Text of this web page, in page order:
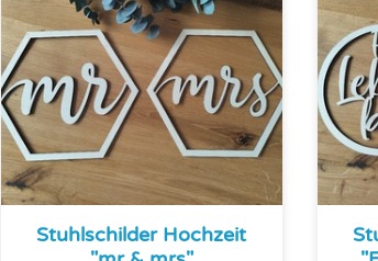
Stuhlschilder Hochzeit